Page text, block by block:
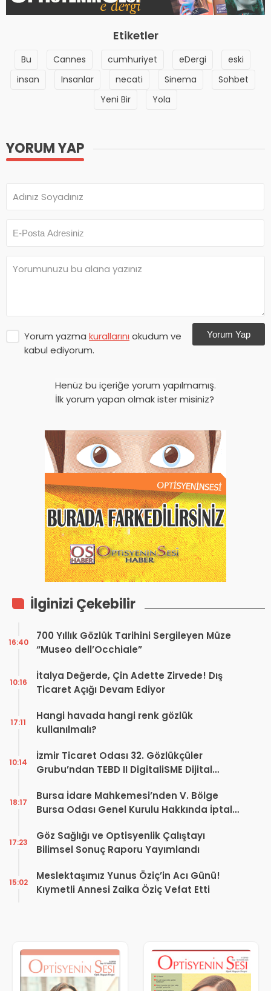
Etiketler
Bu Cannes cumhuriyet eDergi
eski
insan
Insanlar necati Sinema
Sohbet
Yeni Bir
Yola
YORUM YAP
Yorum yazma kurallarını okudum ve
kabul ediyorum.
Yorum Yap
Henüz bu içeriğe yorum yapılmamış.
İlk yorum yapan olmak ister misiniz?
İlginizi Çekebilir
700 Yıllık Gözlük Tarihini Sergileyen Müze
“Museo dell’Occhiale”
16:40
İtalya Değerde, Çin Adette Zirvede! Dış
Ticaret Açığı Devam Ediyor
10:16
Hangi havada hangi renk gözlük
kullanılmalı?
17:11
İzmir Ticaret Odası 32. Gözlükçüler
Grubu’ndan TEBD II DigitaliSME Dijital
10:14
Bursa İdare Mahkemesi’nden V. Bölge
Bursa Odası Genel Kurulu Hakkında İptal
18:17
Göz Sağlığı ve Optisyenlik Çalıştayı
Bilimsel Sonuç Raporu Yayımlandı
17:23
Meslektaşımız Yunus Öziç’in Acı Günü!
Kıymetli Annesi Zaika Öziç Vefat Etti
15:02